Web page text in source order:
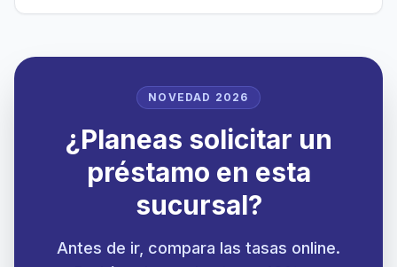
NOVEDAD 2026
¿Planeas solicitar un
préstamo en esta
sucursal?
Antes de ir, compara las tasas online.